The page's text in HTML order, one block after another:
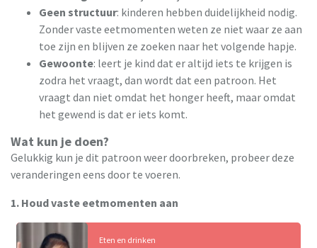
Geen structuur: kinderen hebben duidelijkheid nodig.
Zonder vaste eetmomenten weten ze niet waar ze aan
toe zijn en blijven ze zoeken naar het volgende hapje.
Gewoonte: leert je kind dat er altijd iets te krijgen is
zodra het vraagt, dan wordt dat een patroon. Het
vraagt dan niet omdat het honger heeft, maar omdat
het gewend is dat er iets komt.
Wat kun je doen?
Gelukkig kun je dit patroon weer doorbreken, probeer deze
veranderingen eens door te voeren.
1. Houd vaste eetmomenten aan
Eten en drinken